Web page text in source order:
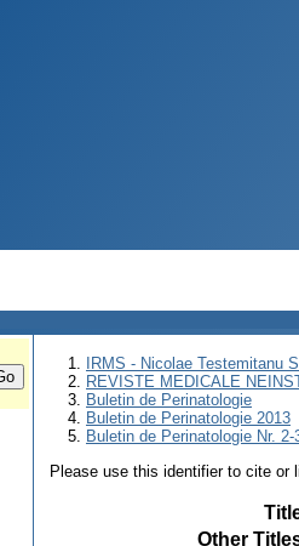
IRMS - Nicolae Testemitanu
REVISTE MEDICALE
Buletin de Perinatologie
Buletin de Perinatologie 2013
Buletin de Perinatologie Nr. 2-
Please use this identifier to cite or
Other